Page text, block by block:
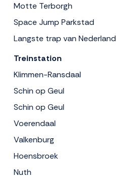
Motte Terborgh
Space Jump Parkstad
Langste trap van Nederland
Treinstation
Klimmen-Ransdaal
Schin op Geul
Schin op Geul
Voerendaal
Valkenburg
Hoensbroek
Nuth